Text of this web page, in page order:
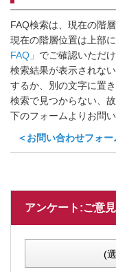
FAQ検索は、現在の階
現在の階層位置は上部
FAQ」 でご確認いただけ
検索結果が表示されな
するか、別の文字に置
検索で見つからない、
下のフォームよりお問
＜お問い合わせフォー
アンケート:ご意
(